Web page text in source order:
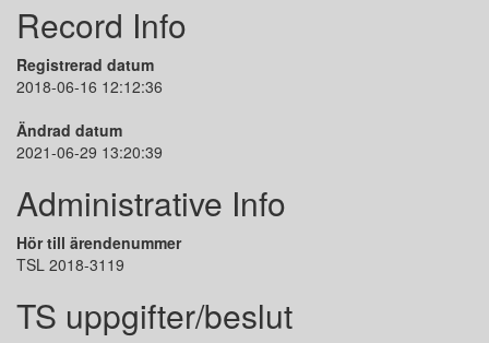
Record Info
Registrerad datum
2018-06-16 12:12:36
Ändrad datum
2021-06-29 13:20:39
Administrative Info
Hör till ärendenummer
TSL 2018-3119
TS uppgifter/beslut